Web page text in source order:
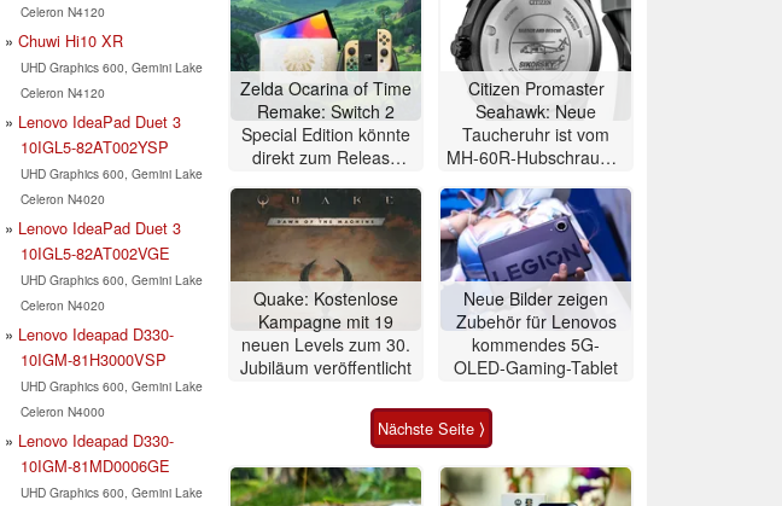
Celeron N4120
Chuwi Hi10 XR
UHD Graphics 600, Gemini Lake
Celeron N4120
Lenovo IdeaPad Duet 3
10IGL5-82AT002YSP
UHD Graphics 600, Gemini Lake
Celeron N4020
Lenovo IdeaPad Duet 3
10IGL5-82AT002VGE
UHD Graphics 600, Gemini Lake
Celeron N4020
Lenovo Ideapad D330-
10IGM-81H3000VSP
UHD Graphics 600, Gemini Lake
Celeron N4000
Lenovo Ideapad D330-
10IGM-81MD0006GE
UHD Graphics 600, Gemini Lake
Zelda Ocarina of Time
Remake: Switch 2
Special Edition könnte
direkt zum Release
Citizen Promaster
Seahawk: Neue
Taucheruhr ist vom
MH-60R-Hubschrauber
Quake: Kostenlose
Kampagne mit 19
neuen Levels zum 30.
Jubiläum veröffentlicht
Neue Bilder zeigen
Zubehör für Lenovos
kommendes 5G-
OLED-Gaming-Tablet
Nächste Seite ⟩